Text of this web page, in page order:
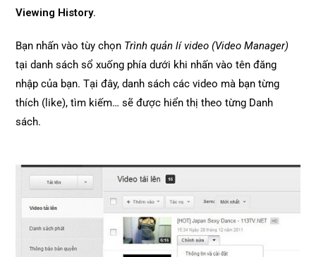
Viewing History.
Bạn nhấn vào tùy chọn Trình quản lí video (Video Manager)
tại danh sách sổ xuống phía dưới khi nhấn vào tên đăng
nhập của bạn. Tại đây, danh sách các video mà bạn từng
thích (like), tìm kiếm… sẽ được hiển thị theo từng Danh
sách.